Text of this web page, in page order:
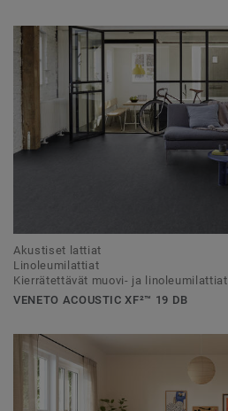
Akustiset lattiat
Linoleumilattiat
Kierrätettävät muovi- ja linoleumilattiat
VENETO ACOUSTIC XF²™ 19 DB